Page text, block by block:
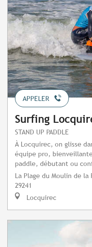
APPELER
Surfing
STAND UP PADDLE
À Locquirec, on glisse
équipe pro,
paddle, débutant ou
La Plage du Moulin de la
29241
Locquirec